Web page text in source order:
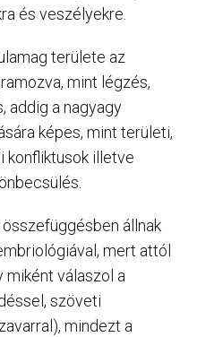
és veszélyekre.
területe az
mint légzés,
addig a nagyagy
képes, mint területi,
konfliktusok illetve
állnak
mert attól
miként válaszol a
szöveti
mindezt a